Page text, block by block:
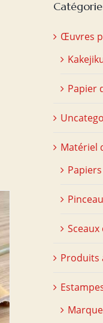
Œuvres
Papier
Matériel
Produits